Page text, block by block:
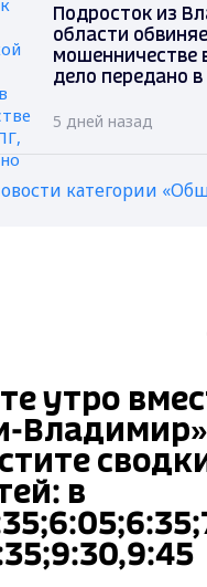
Подросток из
области
мошенничестве
дело передано в
5 дней назад
категории
утро
в